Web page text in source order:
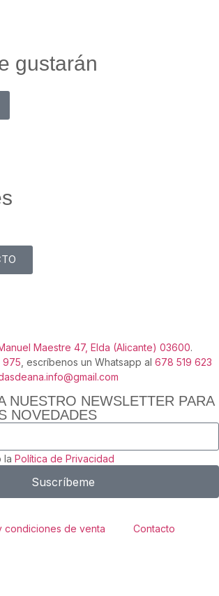
gustarán
Maestre 47, Elda (Alicante) 03600.
975 , escríbenos un Whatsapp al 678 519 623
NUESTRO NEWSLETTER PARA
NOVEDADES
la Política de Privacidad
Suscríbeme
condiciones de venta Contacto